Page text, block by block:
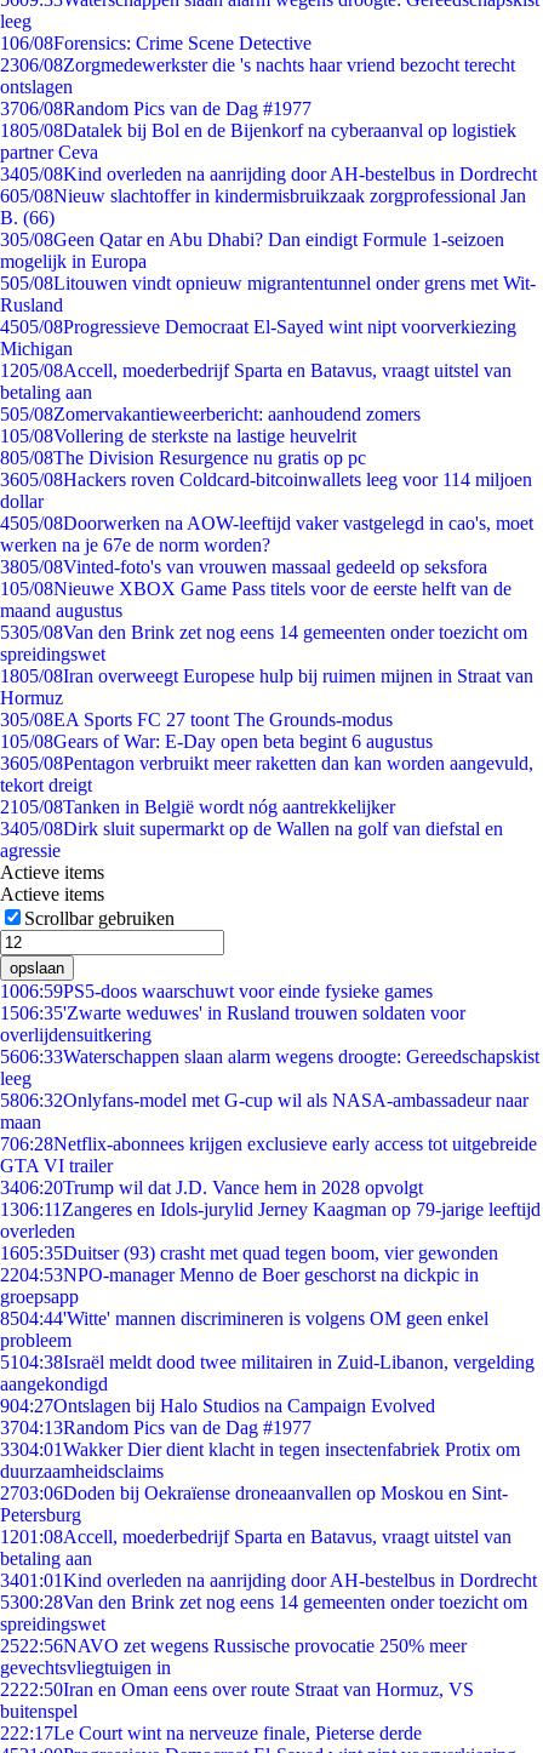
leeg
106/08Forensics: Crime Scene Detective
2306/08Zorgmedewerkster die 's nachts haar vriend bezocht terecht
ontslagen
3706/08Random Pics van de Dag #1977
1805/08Datalek bij Bol en de Bijenkorf na cyberaanval op logistiek
partner Ceva
3405/08Kind overleden na aanrijding door AH-bestelbus in Dordrecht
605/08Nieuw slachtoffer in kindermisbruikzaak zorgprofessional Jan
B. (66)
305/08Geen Qatar en Abu Dhabi? Dan eindigt Formule 1-seizoen
mogelijk in Europa
505/08Litouwen vindt opnieuw migrantentunnel onder grens met Wit-
Rusland
4505/08Progressieve Democraat El-Sayed wint nipt voorverkiezing
Michigan
1205/08Accell, moederbedrijf Sparta en Batavus, vraagt uitstel van
betaling aan
505/08Zomervakantieweerbericht: aanhoudend zomers
105/08Vollering de sterkste na lastige heuvelrit
805/08The Division Resurgence nu gratis op pc
3605/08Hackers roven Coldcard-bitcoinwallets leeg voor 114 miljoen
dollar
4505/08Doorwerken na AOW-leeftijd vaker vastgelegd in cao's, moet
werken na je 67e de norm worden?
3805/08Vinted-foto's van vrouwen massaal gedeeld op seksfora
105/08Nieuwe XBOX Game Pass titels voor de eerste helft van de
maand augustus
5305/08Van den Brink zet nog eens 14 gemeenten onder toezicht om
spreidingswet
1805/08Iran overweegt Europese hulp bij ruimen mijnen in Straat van
Hormuz
305/08EA Sports FC 27 toont The Grounds-modus
105/08Gears of War: E-Day open beta begint 6 augustus
3605/08Pentagon verbruikt meer raketten dan kan worden aangevuld,
tekort dreigt
2105/08Tanken in België wordt nóg aantrekkelijker
3405/08Dirk sluit supermarkt op de Wallen na golf van diefstal en
agressie
Actieve items
Actieve items
Scrollbar gebruiken
opslaan
1006:59PS5-doos waarschuwt voor einde fysieke games
1506:35'Zwarte weduwes' in Rusland trouwen soldaten voor
overlijdensuitkering
5606:33Waterschappen slaan alarm wegens droogte: Gereedschapskist
leeg
5806:32Onlyfans-model met G-cup wil als NASA-ambassadeur naar
maan
706:28Netflix-abonnees krijgen exclusieve early access tot uitgebreide
GTA VI trailer
3406:20Trump wil dat J.D. Vance hem in 2028 opvolgt
1306:11 Zangeres en Idols-jurylid Jerney Kaagman op 79-jarige leeftijd
overleden
1605:35Duitser (93) crasht met quad tegen boom, vier gewonden
2204:53NPO-manager Menno de Boer geschorst na dickpic in
groepsapp
8504:44'Witte' mannen discrimineren is volgens OM geen enkel
probleem
5104:38Israël meldt dood twee militairen in Zuid-Libanon, vergelding
aangekondigd
904:27Ontslagen bij Halo Studios na Campaign Evolved
3704:13Random Pics van de Dag #1977
3304:01Wakker Dier dient klacht in tegen insectenfabriek Protix om
duurzaamheidsclaims
2703:06Doden bij Oekraïense droneaanvallen op Moskou en Sint-
Petersburg
1201:08Accell, moederbedrijf Sparta en Batavus, vraagt uitstel van
betaling aan
3401:01Kind overleden na aanrijding door AH-bestelbus in Dordrecht
5300:28Van den Brink zet nog eens 14 gemeenten onder toezicht om
spreidingswet
2522:56NAVO zet wegens Russische provocatie 250% meer
gevechtsvliegtuigen in
2222:50Iran en Oman eens over route Straat van Hormuz, VS
buitenspel
222:17Le Court wint na nerveuze finale, Pieterse derde